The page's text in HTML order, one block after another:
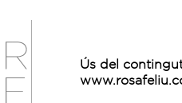
Ús del